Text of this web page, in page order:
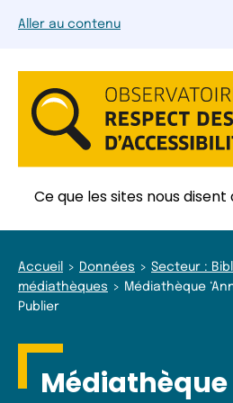
Aller au contenu
Ce que les sites nous
Accueil Données
Secteur :
médiathèques
Médiathèque
Publier
Médiathèque